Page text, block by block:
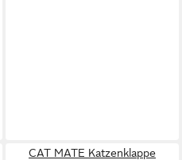
CAT MATE Katzenklappe